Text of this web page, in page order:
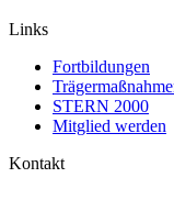
Links
Fortbildungen
STERN 2000
Mitglied werden
Kontakt